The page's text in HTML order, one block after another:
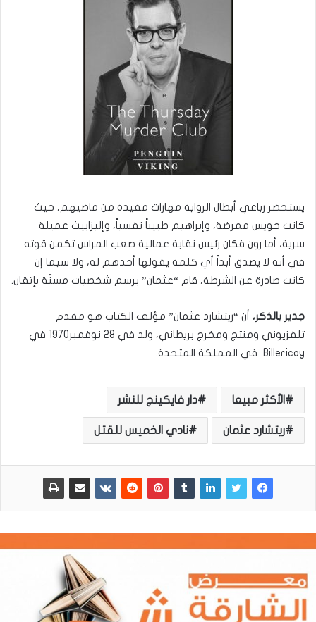
يستحضر رباعي أبطال الرواية مهارات مفيدة من ماضيهم، حيث
كانت جويس ممرضة، وإبراهيم طبيباً نفسياً، وإليزابيث عميلة
سرية، أما رون فكان رئيس نقابة عمالية صعب المراس تكمن قوته
في أنه لا يصدق أبداً أي كلمة يقولها أحدهم له، ولا سيما إن
كانت صادرة عن الشرطة، قام “عثمان” برسم شخصيات مسنّة بإتقان.
جدير بالذكر، أن “ريتشارد عثمان” مؤلف الكتاب هو مقدم
تلفزيوني ومنتج ومخرج بريطاني، ولد في 28 نوفمبر1970 في
Billericay في المملكة المتحدة.
الأكثر مبيعا دار فايكينج للنشر
ريتشارد عثمان نادي الخميس للقتل